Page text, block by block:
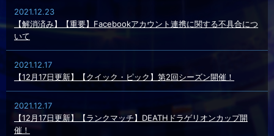
2021.12.23
【解消済み】【重要】Facebookアカウント連携に関する不具合につ
いて
2021.12.17
【12月17日更新】【クイック・ピック】第2回シーズン開催！
2021.12.17
【12月17日更新】【ランクマッチ】DEATHドラゲリオンカップ開
催！